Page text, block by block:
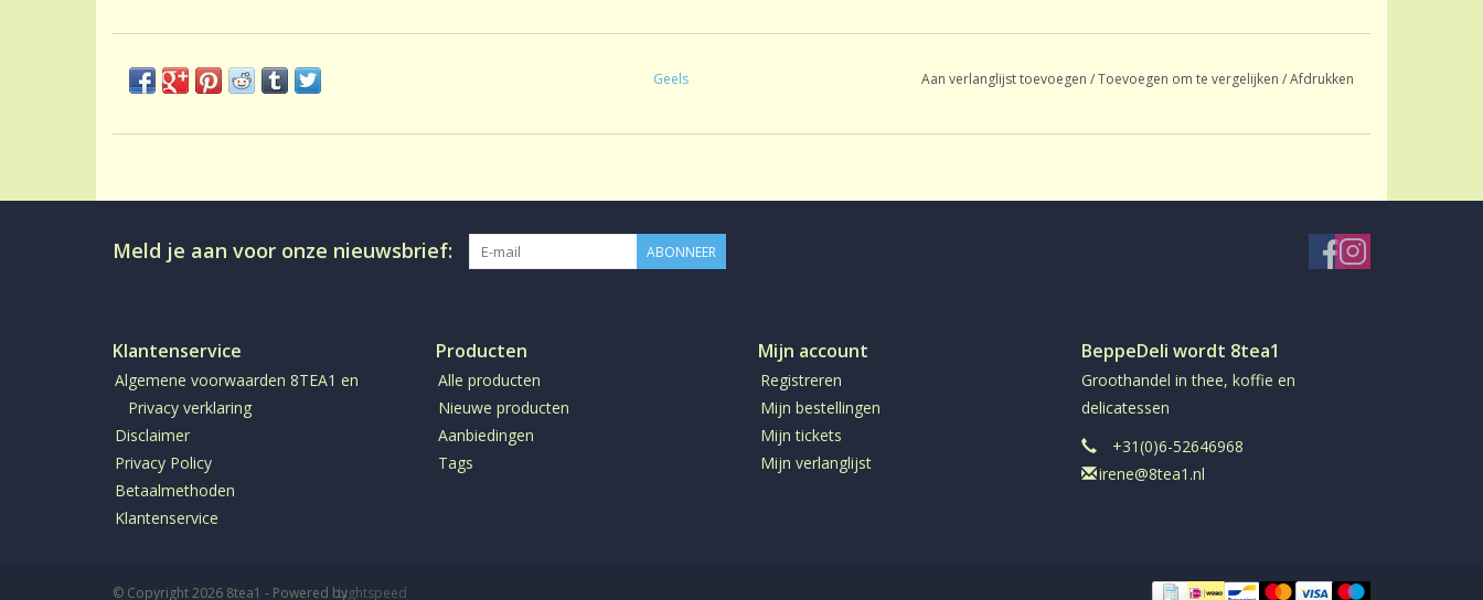
Geels Aan verlanglijst toevoegen /Toevoegen om te vergelijken /Afdrukken
Meld je aan voor onze nieuwsbrief: ABONNEER
Klantenservice
Algemene voorwaarden 8TEA1 en
Privacy verklaring
Disclaimer
Privacy Policy
Betaalmethoden
Klantenservice
Producten
Alle producten
Nieuwe producten
Aanbiedingen
Tags
Mijn account
Registreren
Mijn bestellingen
Mijn tickets
Mijn verlanglijst
BeppeDeli wordt 8tea1
Groothandel in thee, koffie en
delicatessen
+31(0)6-52646968
irene@8tea1.nl
© Copyright 2026 8tea1 - Powered byLightspeed